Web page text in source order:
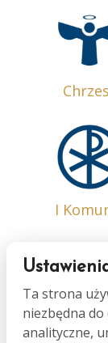
I
Ta strona
niezbędna do
analityczne,